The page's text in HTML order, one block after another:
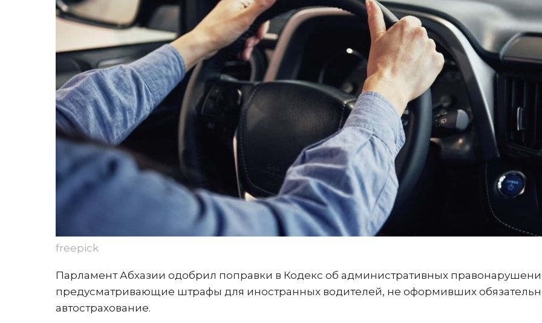
freepick
Парламент Абхазии одобрил поправки в Кодекс об административных
предусматривающие штрафы для иностранных водителей, не оформивших
автострахование.